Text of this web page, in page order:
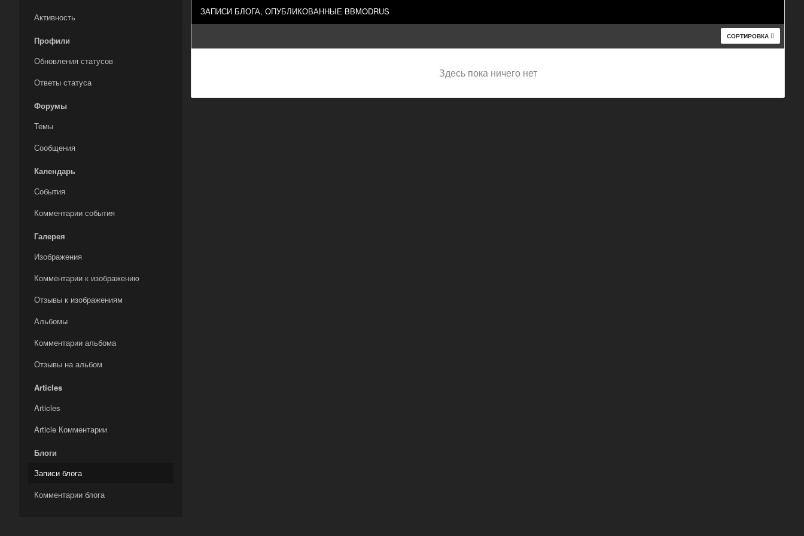
Активность
Профили
Обновления статусов
Ответы статуса
Форумы
Темы
Сообщения
Календарь
События
Комментарии события
Галерея
Изображения
Комментарии к изображению
Отзывы к изображениям
Альбомы
Комментарии альбома
Отзывы на альбом
Articles
Articles
Article Комментарии
Блоги
Записи блога
Комментарии блога
ЗАПИСИ БЛОГА, ОПУБЛИКОВАННЫЕ BBMODRUS
СОРТИРОВКА
Здесь пока ничего нет